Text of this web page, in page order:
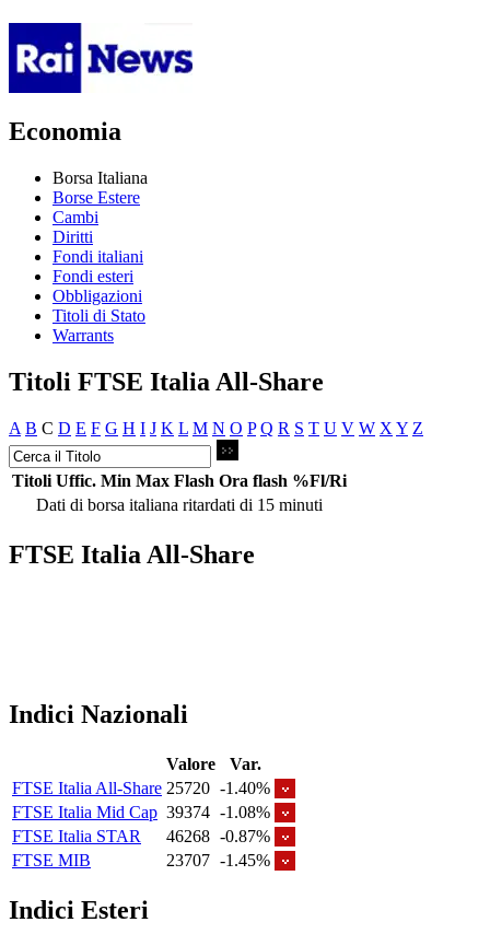
Economia
Borsa Italiana
Borse Estere
Cambi
Diritti
Fondi italiani
Fondi esteri
Obbligazioni
Titoli di Stato
Warrants
Titoli FTSE Italia All-Share
A B C D E F G H I J K L M N O P Q R S T U V W X Y Z
Titoli Uffic. Min Max Flash Ora flash %Fl/Ri
Dati di borsa italiana ritardati di 15 minuti
FTSE Italia All-Share
Indici Nazionali
Valore
Var.
FTSE Italia All-Share 25720 -1.40%
FTSE Italia Mid Cap 39374 -1.08%
FTSE Italia STAR
46268 -0.87%
FTSE MIB
23707 -1.45%
Indici Esteri